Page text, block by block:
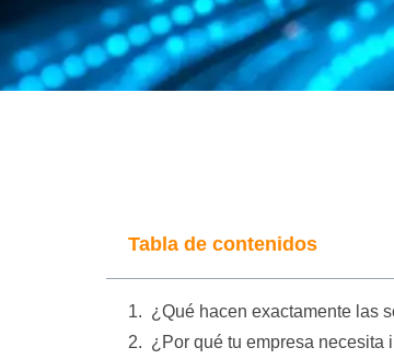
Tabla de contenidos
¿Qué hacen exactamente las
¿Por qué tu empresa necesita